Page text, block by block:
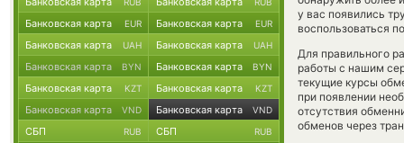
у вас появились
воспользоваться
Для правильного
работы с нашим
текущие курсы
при появлении
отсутствия
обменов через
Банковская карта EUR Банковская карта EUR
Банковская карта UAH Банковская карта UAH
Банковская карта BYN Банковская карта BYN
Банковская карта KZT Банковская карта KZT
Банковская карта VND Банковская карта VND
СБП RUB СБП RUB